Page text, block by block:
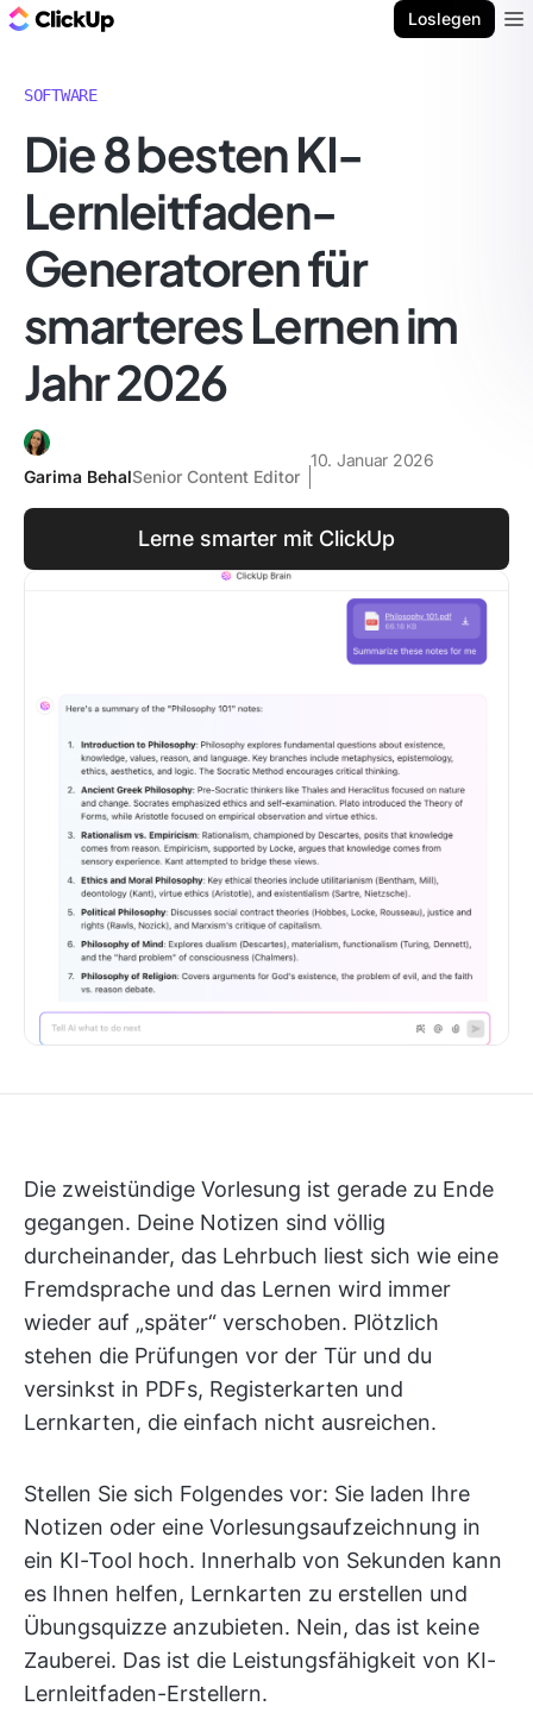
Loslegen
SOFTWARE
Die 8 besten KI-
Lernleitfaden-
Generatoren für
smarteres Lernen im
Jahr 2026
Garima BehalSenior Content Editor
10. Januar 2026
Lerne smarter mit ClickUp
Die zweistündige Vorlesung ist gerade zu Ende
gegangen. Deine Notizen sind völlig
durcheinander, das Lehrbuch liest sich wie eine
Fremdsprache und das Lernen wird immer
wieder auf „später“ verschoben. Plötzlich
stehen die Prüfungen vor der Tür und du
versinkst in PDFs, Registerkarten und
Lernkarten, die einfach nicht ausreichen.
Stellen Sie sich Folgendes vor: Sie laden Ihre
Notizen oder eine Vorlesungsaufzeichnung in
ein KI-Tool hoch. Innerhalb von Sekunden kann
es Ihnen helfen, Lernkarten zu erstellen und
Übungsquizze anzubieten. Nein, das ist keine
Zauberei. Das ist die Leistungsfähigkeit von KI-
Lernleitfaden-Erstellern.